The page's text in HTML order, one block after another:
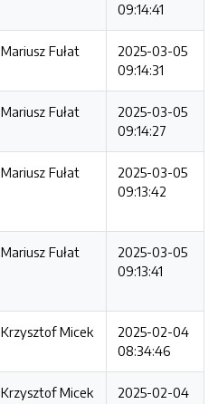
09:14:41
Mariusz Fułat
2025-03-05
09:14:31
Mariusz Fułat
2025-03-05
09:14:27
Mariusz Fułat
2025-03-05
09:13:42
Mariusz Fułat
2025-03-05
09:13:41
Krzysztof Micek
2025-02-04
08:34:46
Krzysztof Micek
2025-02-04